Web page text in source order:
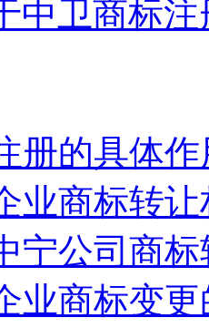
中卫商标
册的具体作
业商标转
宁公司商
业商标变